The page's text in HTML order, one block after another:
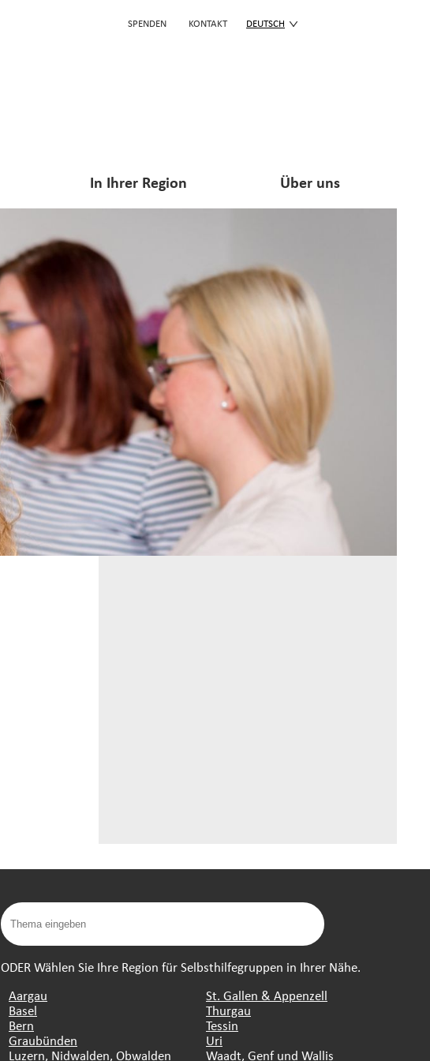
SPENDEN KONTAKT DEUTSCH
In Ihrer Region Über uns
ODER Wählen Sie Ihre Region für Selbsthilfegruppen in Ihrer Nähe.
Aargau
Basel
Bern
Graubünden
Luzern, Nidwalden, Obwalden
St. Gallen & Appenzell
Thurgau
Tessin
Uri
Waadt, Genf und Wallis